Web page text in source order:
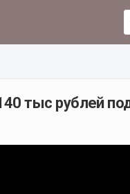
тыс рублей